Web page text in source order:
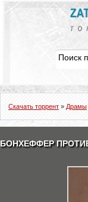
Скачать торрент » Драмы